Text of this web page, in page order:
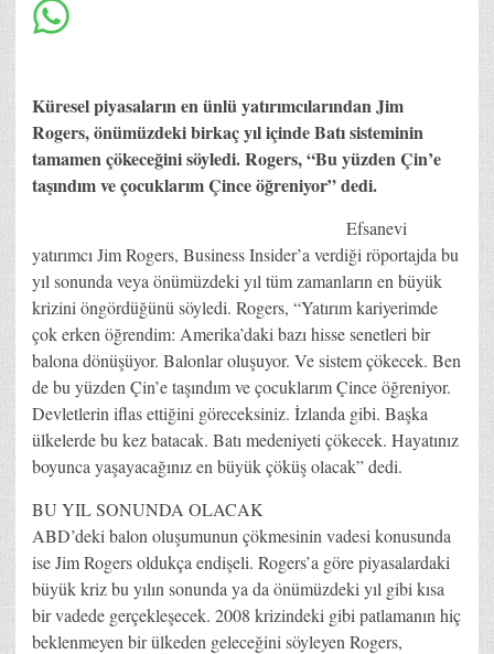
Küresel piyasaların en ünlü yatırımcılarından Jim
Rogers, önümüzdeki birkaç yıl içinde Batı sisteminin
tamamen çökeceğini söyledi. Rogers, “Bu yüzden Çin’e
taşındım ve çocuklarım Çince öğreniyor” dedi.
Efsanevi
yatırımcı Jim Rogers, Business Insider’a verdiği röportajda bu
yıl sonunda veya önümüzdeki yıl tüm zamanların en büyük
krizini öngördüğünü söyledi. Rogers, “Yatırım kariyerimde
çok erken öğrendim: Amerika’daki bazı hisse senetleri bir
balona dönüşüyor. Balonlar oluşuyor. Ve sistem çökecek. Ben
de bu yüzden Çin’e taşındım ve çocuklarım Çince öğreniyor.
Devletlerin iflas ettiğini göreceksiniz. İzlanda gibi. Başka
ülkelerde bu kez batacak. Batı medeniyeti çökecek. Hayatınız
boyunca yaşayacağınız en büyük çöküş olacak” dedi.
BU YIL SONUNDA OLACAK
ABD’deki balon oluşumunun çökmesinin vadesi konusunda
ise Jim Rogers oldukça endişeli. Rogers’a göre piyasalardaki
büyük kriz bu yılın sonunda ya da önümüzdeki yıl gibi kısa
bir vadede gerçekleşecek. 2008 krizindeki gibi patlamanın hiç
beklenmeyen bir ülkeden geleceğini söyleyen Rogers,